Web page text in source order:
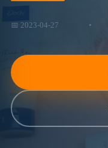
📅 2023-04-27 •